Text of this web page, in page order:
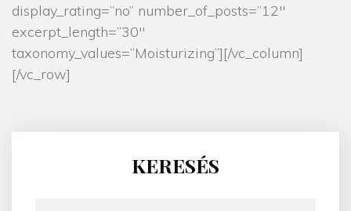
display_rating=”no” number_of_posts=”12″
excerpt_length=”30″
taxonomy_values=”Moisturizing”][/vc_column]
[/vc_row]
KERESÉS